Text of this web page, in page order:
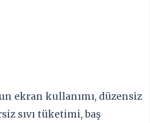
ekran kullanımı, düzensiz
sıvı tüketimi, baş